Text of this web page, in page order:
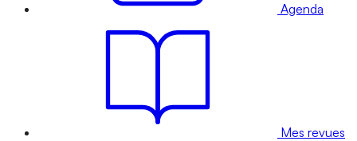
Agenda
Mes revues